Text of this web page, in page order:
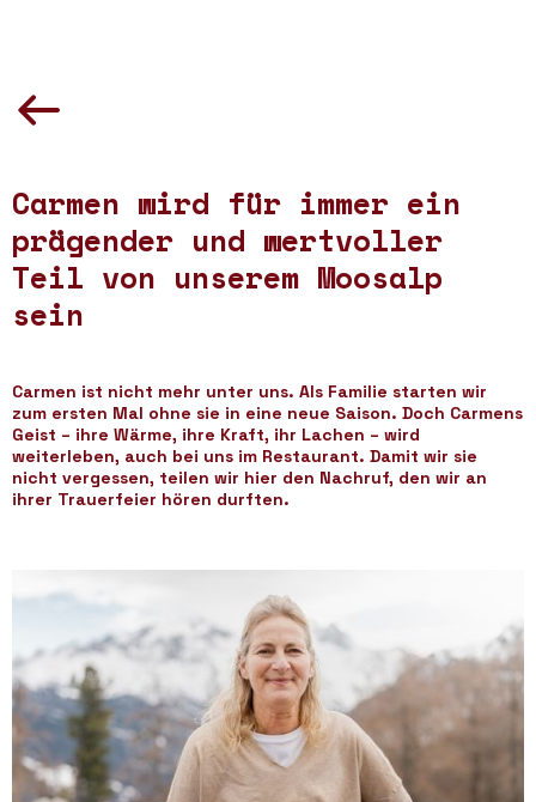
Carmen wird für immer ein
prägender und wertvoller
Teil von unserem Moosalp
sein
Carmen ist nicht mehr unter uns. Als Familie starten wir
zum ersten Mal ohne sie in eine neue Saison. Doch Carmens
Geist – ihre Wärme, ihre Kraft, ihr Lachen – wird
weiterleben, auch bei uns im Restaurant. Damit wir sie
nicht vergessen, teilen wir hier den Nachruf, den wir an
ihrer Trauerfeier hören durften.